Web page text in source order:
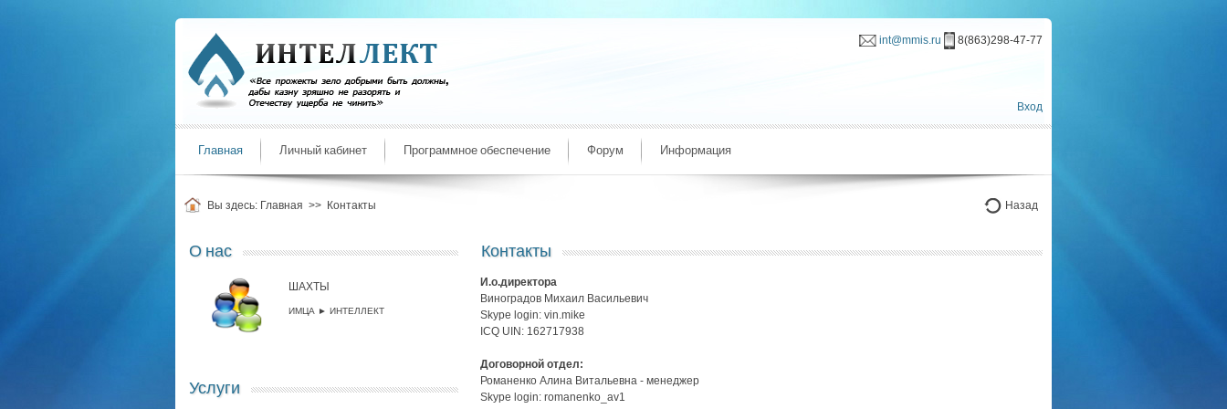
int@mmis.ru 8(863)298-47-77
Вход
Главная Личный кабинет Программное обеспечение Форум Информация
Вы здесь: Главная >> Контакты Назад
О нас
ШАХТЫ
ИМЦА ► ИНТЕЛЛЕКТ
Услуги
Контакты
И.о.директора
Виноградов Михаил Васильевич
Skype login: vin.mike
ICQ UIN: 162717938
Договорной отдел:
Романенко Алина Витальевна - менеджер
Skype login: romanenko_av1